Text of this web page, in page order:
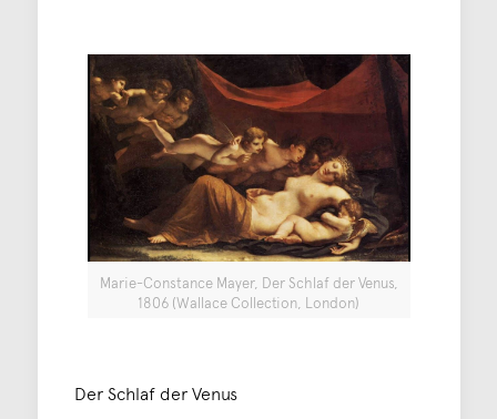
Marie-Constance Mayer, Der Schlaf der Venus,
1806 (Wallace Collection, London)
Der Schlaf der Venus